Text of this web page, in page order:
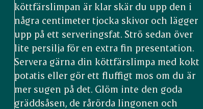
köttfärslimpan är klar skär du upp den i
några centimeter tjocka skivor och lägger
upp på ett serveringsfat. Strö sedan över
lite persilja för en extra fin presentation.
Servera gärna din köttfärslimpa med kokt
potatis eller gör ett fluffigt mos om du är
mer sugen på det. Glöm inte den goda
gräddsåsen, de rårörda lingonen och